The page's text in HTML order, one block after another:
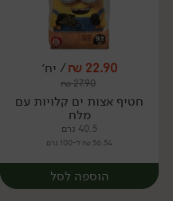
יח׳
22.90
₪/ יח׳
27.90
₪
חטיף אצות ים קלויות עם
מלח
40.5 גרם
56.54 ₪ ל-100 גרם
הוספה לסל